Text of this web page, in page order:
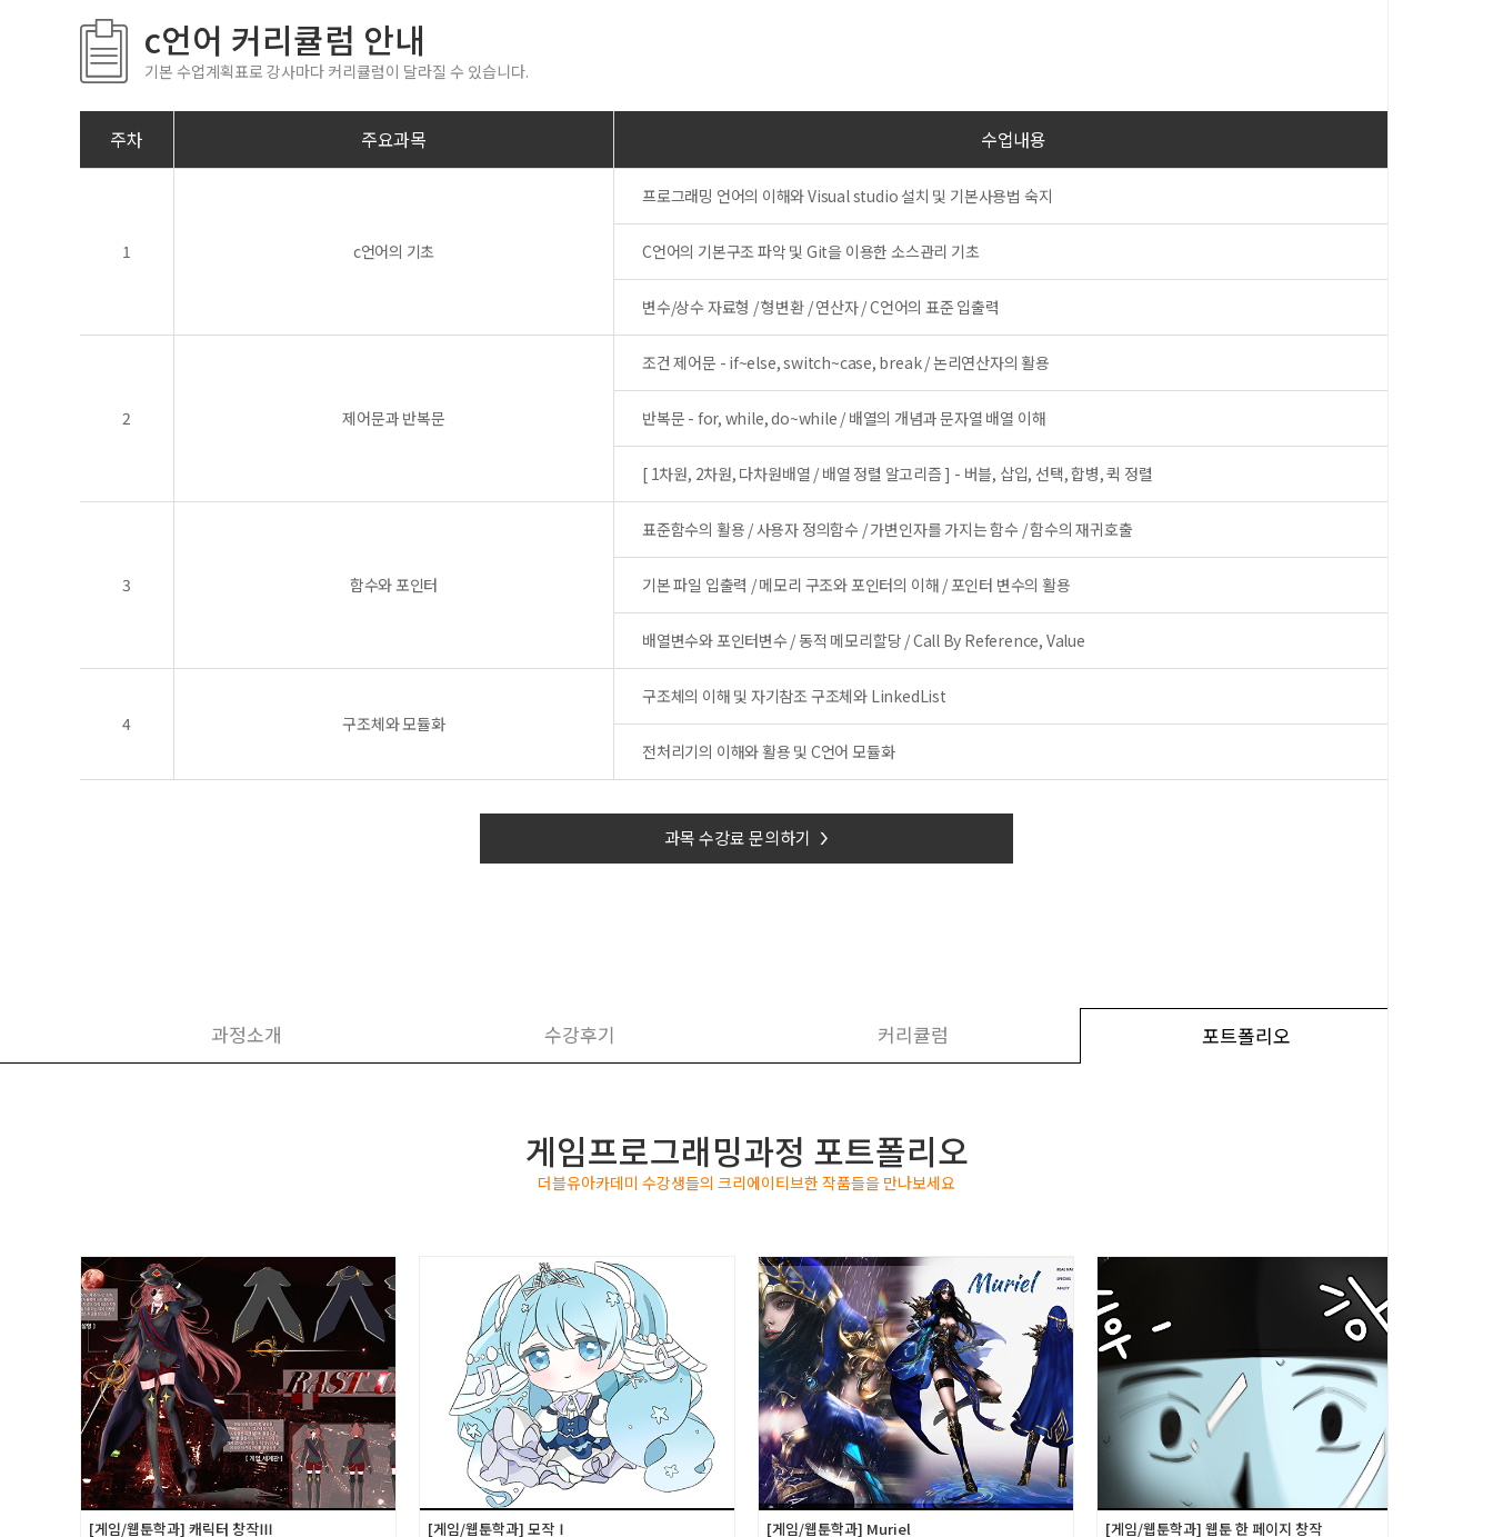
c언어 커리큘럼 안내
기본 수업계획표로 강사마다 커리큘럼이 달라질 수 있습니다.
주차 주요과목 수업내용
1 c언어의 기초
프로그래밍 언어의 이해와 Visual studio 설치 및 기본사용법 숙지
C언어의 기본구조 파악 및 Git을 이용한 소스관리 기초
변수/상수 자료형 / 형변환 / 연산자 / C언어의 표준 입출력
2 제어문과 반복문
조건 제어문 - if~else, switch~case, break / 논리연산자의 활용
반복문 - for, while, do~while / 배열의 개념과 문자열 배열 이해
[ 1차원, 2차원, 다차원배열 / 배열 정렬 알고리즘 ] - 버블, 삽입, 선택, 합병, 퀵 정렬
3 함수와 포인터
표준함수의 활용 / 사용자 정의함수 / 가변인자를 가지는 함수 / 함수의 재귀호출
기본 파일 입출력 / 메모리 구조와 포인터의 이해 / 포인터 변수의 활용
배열변수와 포인터변수 / 동적 메모리할당 / Call By Reference, Value
4 구조체와 모듈화
구조체의 이해 및 자기참조 구조체와 LinkedList
전처리기의 이해와 활용 및 C언어 모듈화
과목 수강료 문의하기 >
과정소개 수강후기 커리큘럼 포트폴리오
게임프로그래밍과정 포트폴리오
더블유아카데미 수강생들의 크리에이티브한 작품들을 만나보세요
[게임/웹툰학과] 캐릭터 창작Ⅲ [게임/웹툰학과] 모작Ⅰ [게임/웹툰학과] Muriel [게임/웹툰학과] 웹툰 한 페이지 창작